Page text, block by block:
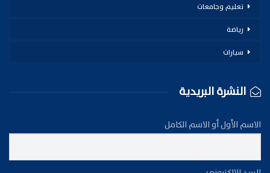
تعليم وجامعات
رياضة
سيارات
النشرة البريدية
الاسم الأول أو الاسم الكامل